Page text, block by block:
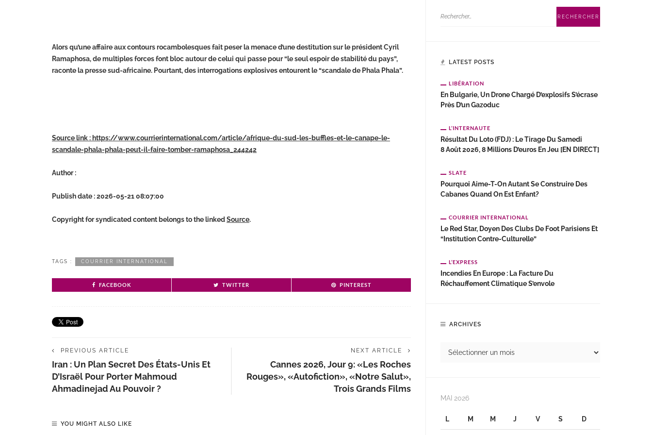
Alors qu’une affaire aux contours rocambolesques fait peser la menace d’une destitution sur le président Cyril
Ramaphosa, de multiples forces font bloc autour de celui qui passe pour “le seul espoir de stabilité du pays”,
raconte la presse sud-africaine. Pourtant, des interrogations explosives entourent le “scandale de Phala Phala”.
Source link : https://www.courrierinternational.com/article/afrique-du-sud-les-buffles-et-le-canape-le-
scandale-phala-phala-peut-il-faire-tomber-ramaphosa_244242
Author :
Publish date : 2026-05-21 08:07:00
Copyright for syndicated content belongs to the linkedSource.
TAGS : COURRIER INTERNATIONAL
FACEBOOK TWITTER PINTEREST
PREVIOUS ARTICLE
Iran : Un Plan Secret Des États-Unis Et
D’Israël Pour Porter Mahmoud
Ahmadinejad Au Pouvoir ?
NEXT ARTICLE
Cannes 2026, Jour 9: «Les Roches
Rouges», «Autofiction», «Notre Salut»,
Trois Grands Films
YOU MIGHT ALSO LIKE
LATEST POSTS
LIBÉRATION
En Bulgarie, Un Drone Chargé D’explosifs S’écrase
Près D’un Gazoduc
L’INTERNAUTE
Résultat Du Loto (FDJ) : Le Tirage Du Samedi
8 Août 2026, 8 Millions D’euros En Jeu [EN DIRECT]
SLATE
Pourquoi Aime-T-On Autant Se Construire Des
Cabanes Quand On Est Enfant?
COURRIER INTERNATIONAL
Le Red Star, Doyen Des Clubs De Foot Parisiens Et
“institution Contre-Culturelle”
L’EXPRESS
Incendies En Europe : La Facture Du
Réchauffement Climatique S’envole
ARCHIVES
MAI 2026
L M M J V S D